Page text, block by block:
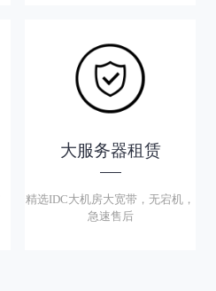
大服务器租赁
精选IDC大机房大宽带，无宕机，
急速售后